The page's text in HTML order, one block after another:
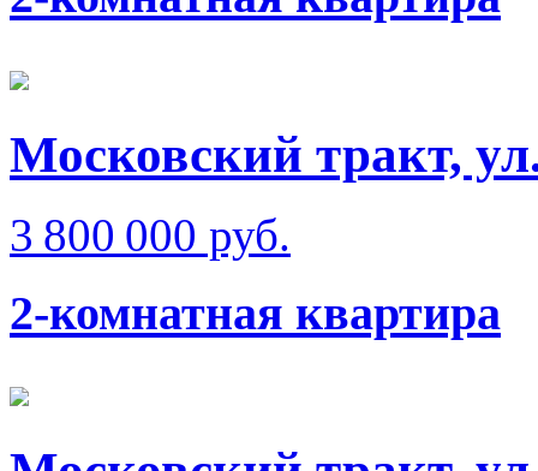
Московский тракт,
3 800 000 руб.
2-комнатная квартира